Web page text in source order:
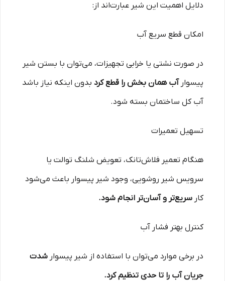
دلایل اهمیت این شیر عبارت‌اند از:
امکان قطع سریع آب
در صورت نشتی یا خرابی تجهیزات، می‌توان با بستن شیر
پیسوارآب همان بخش را قطع کرد بدون اینکه نیاز باشد
آب کل ساختمان بسته شود.
تسهیل تعمیرات
هنگام تعمیر فلاش‌تانک، تعویض شلنگ توالت یا
سرویس شیر روشویی، وجود شیر پیسوار باعث می‌شود
کار سریع‌تر و آسان‌تر انجام شود.
کنترل بهتر فشار آب
در برخی موارد می‌توان با استفاده از شیر پیسوار شدت
جریان آب را تا حدی تنظیم کرد.